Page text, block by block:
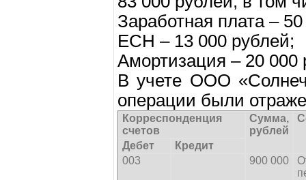
Заработная плата –
ЕСН – 13 000 рублей;
Амортизация – 20 000
В учете ООО
операции были
Корреспонденция
счетов
Сумма,
рублей
Дебет
Кредит
003
900 000